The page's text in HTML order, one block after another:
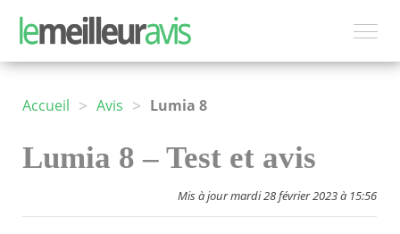
Accueil > Avis > Lumia 8
Lumia 8 – Test et avis
Mis à jour mardi 28 février 2023 à 15:56